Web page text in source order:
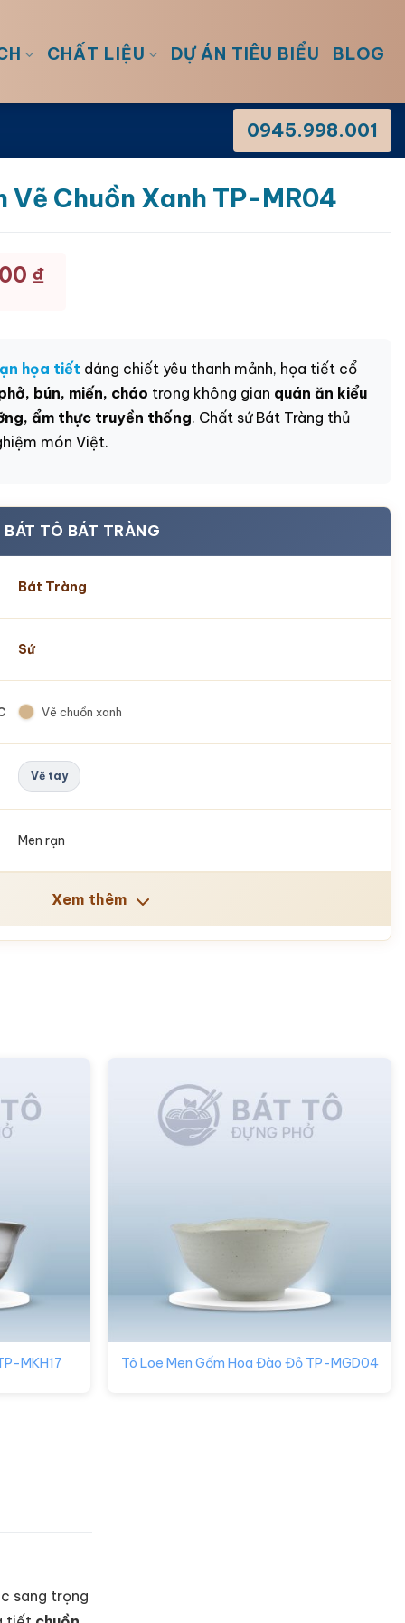
CHẤT LIỆU DỰ ÁN TIÊU BIỂU BLOG
0945.998.001
Vẽ Chuồn Xanh TP-MR04
₫
họa tiết dáng chiết yêu thanh mảnh, họa tiết cổ
bún, miến, cháo trong không gian quán ăn kiểu
ẩm thực truyền thống. Chất sứ Bát Tràng thủ
món Việt.
TÔ BÁT TRÀNG
Bát Tràng
Sứ
Vẽ chuồn xanh
Vẽ tay
Men rạn
Xem thêm
MKH17 Tô Loe Men Gốm Hoa Đào Đỏ TP-MGD04
sang trọng